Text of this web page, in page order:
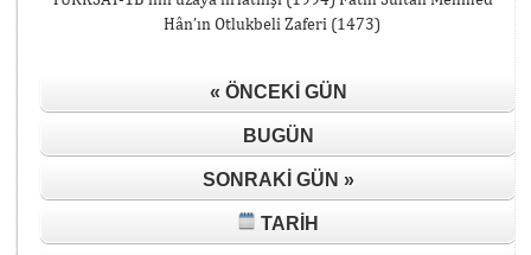
Hân’ın Otlukbeli Zaferi (1473)
« ÖNCEKI GÜN
BUGÜN
SONRAKI GÜN »
TARIH